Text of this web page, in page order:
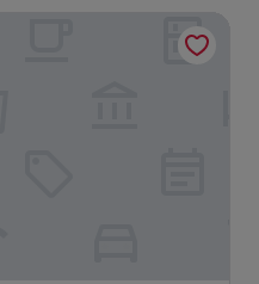
de
135 €
Suites - Cleveland -